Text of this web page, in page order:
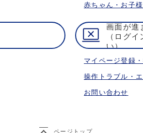
赤ちゃん・お子
画面が進
（ログ
い）
マイページ登録
操作トラブル・
お問い合わせ
ページトップ